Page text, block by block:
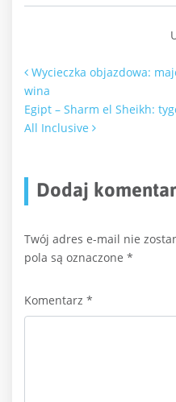
Nawigacja
Wycieczka objazdowa:
wina
Egipt – Sharm el Sheikh:
All Inclusive
Dodaj
Twój adres e-mail nie
pola są oznaczone *
Komentarz *